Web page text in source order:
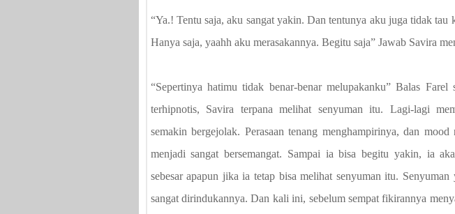
“Ya.! Tentu saja, aku sangat yakin. Dan tentunya aku juga tidak tau
Hanya saja, yaahh aku merasakannya. Begitu saja” Jawab Savira
“Sepertinya hatimu tidak benar-benar melupakanku” Balas Farel
terhipnotis, Savira terpana melihat senyuman itu. Lagi-lagi
semakin bergejolak. Perasaan tenang menghampirinya, dan
menjadi sangat bersemangat. Sampai ia bisa begitu yakin, ia
sebesar apapun jika ia tetap bisa melihat senyuman itu. Senyuman
sangat dirindukannya. Dan kali ini, sebelum sempat fikirannya